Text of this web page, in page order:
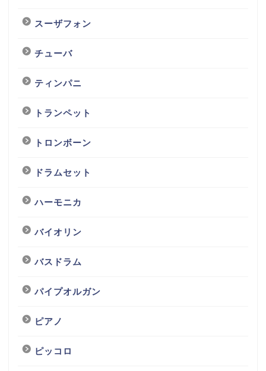
スーザフォン
チューバ
ティンパニ
トランペット
トロンボーン
ドラムセット
ハーモニカ
バイオリン
バスドラム
パイプオルガン
ピアノ
ピッコロ